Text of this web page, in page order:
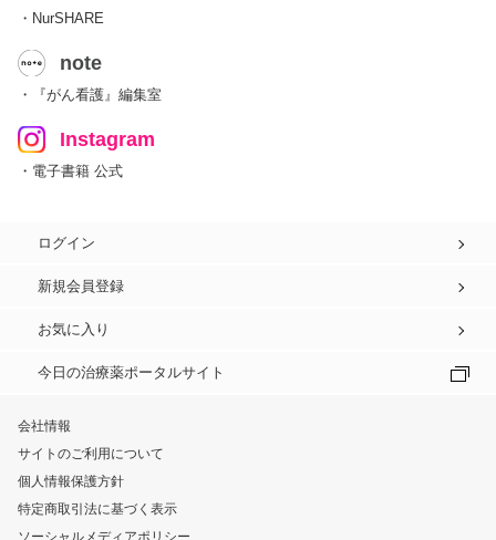
・NurSHARE
note
・『がん看護』編集室
Instagram
・電子書籍 公式
ログイン
新規会員登録
お気に入り
今日の治療薬ポータルサイト
会社情報
サイトのご利用について
個人情報保護方針
特定商取引法に基づく表示
ソーシャルメディアポリシー